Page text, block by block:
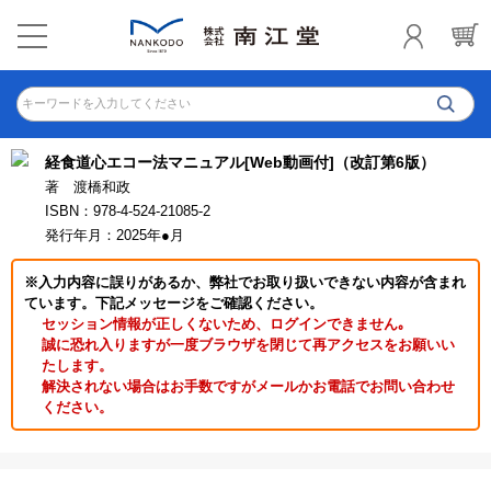
キーワードを入力してください
経食道心エコー法マニュアル[Web動画付]（改訂第6版）
著 渡橋和政
ISBN：978-4-524-21085-2
発行年月：2025年●月
※入力内容に誤りがあるか、弊社でお取り扱いできない内容が含まれ
ています。下記メッセージをご確認ください。
セッション情報が正しくないため、ログインできません｡
誠に恐れ入りますが一度ブラウザを閉じて再アクセスをお願いい
たします。
解決されない場合はお手数ですがメールかお電話でお問い合わせ
ください。